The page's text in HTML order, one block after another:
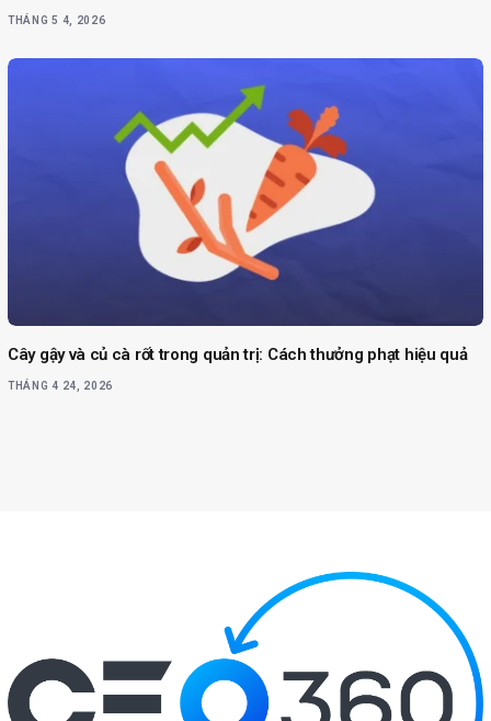
THÁNG 5 4, 2026
Cây gậy và củ cà rốt trong quản trị: Cách thưởng phạt hiệu quả
THÁNG 4 24, 2026